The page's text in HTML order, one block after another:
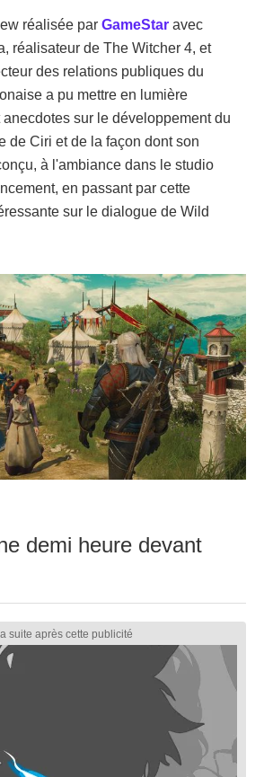
réalisée par GameStar avec
réalisateur de The Witcher 4, et
des relations publiques du
a pu mettre en lumière
sur le développement du
de Ciri et de la façon dont son
à l'ambiance dans le studio
en passant par cette
sur le dialogue de Wild
demi heure devant